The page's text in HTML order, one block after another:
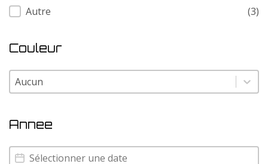
Autre
(3)
Couleur
Couleur
Couleur
Annee
Annee
Annee